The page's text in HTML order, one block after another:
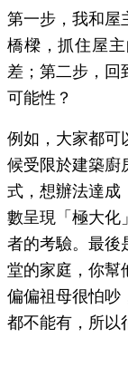
第一步，我和屋
橋樑，抓住屋
差；第二步，回
可能性？
例如，大家都可
候受限於建築廚
式，想辦法達成
數呈現「極大化
者的考驗。最後
堂的家庭，你幫
偏偏祖母很怕吵
都不能有，所以